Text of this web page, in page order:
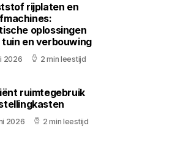
rijplaten en
oplossingen
en verbouwing
2026 2 min leestijd
ruimtegebruik
2026 2 min leestijd